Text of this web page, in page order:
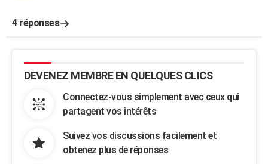
4 réponses
DEVENEZ MEMBRE EN QUELQUES CLICS
Connectez-vous simplement avec ceux qui
partagent vos intérêts
Suivez vos discussions facilement et
obtenez plus de réponses